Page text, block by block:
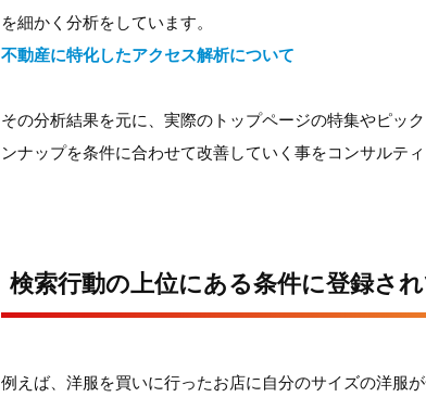
を細かく分析をしています。
不動産に特化したアクセス解析について
その分析結果を元に、実際のトップページの特集やピッ
ンナップを条件に合わせて改善していく事をコンサルティ
検索行動の上位にある条件に登録さ
例えば、洋服を買いに行ったお店に自分のサイズの洋服